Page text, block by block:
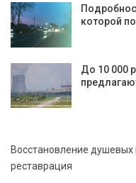
которой
До 10 000
Восстановление
реставрация